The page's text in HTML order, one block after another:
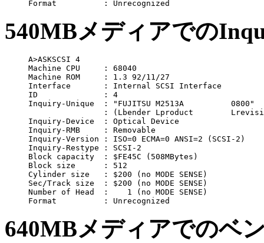
540MBメディアでの
A>ASKSCSI 4
Machine CPU	: 68040
Machine ROM	: 1.3 92/11/27
Interface	: Internal SCSI Interface
ID		: 4
Inquiry-Unique	: "FUJITSU M2513A          0800"
Inquiry-Device	: Optical Device
Inquiry-RMB	: Removable
Inquiry-Version	: ISO=0 ECMA=0 ANSI=2 (SCSI-2)
Inquiry-Restype	: SCSI-2
Block capacity	: $FE45C (508MBytes)
Block size	: 512
Cylinder size	: $200 (no MODE SENSE)
Sec/Track size	: $200 (no MODE SENSE)
Number of Head	:    1 (no MODE SENSE)
640MBメディアでのベ